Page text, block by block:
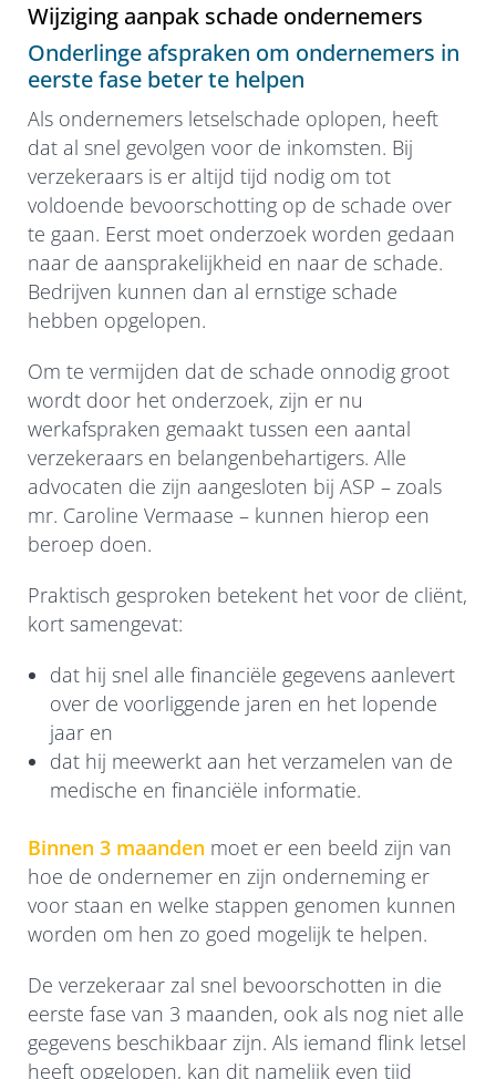
Wijziging aanpak schade ondernemers
Onderlinge afspraken om ondernemers in
eerste fase beter te helpen
Als ondernemers letselschade oplopen, heeft
dat al snel gevolgen voor de inkomsten. Bij
verzekeraars is er altijd tijd nodig om tot
voldoende bevoorschotting op de schade over
te gaan. Eerst moet onderzoek worden gedaan
naar de aansprakelijkheid en naar de schade.
Bedrijven kunnen dan al ernstige schade
hebben opgelopen.
Om te vermijden dat de schade onnodig groot
wordt door het onderzoek, zijn er nu
werkafspraken gemaakt tussen een aantal
verzekeraars en belangenbehartigers. Alle
advocaten die zijn aangesloten bij ASP – zoals
mr. Caroline Vermaase – kunnen hierop een
beroep doen.
Praktisch gesproken betekent het voor de cliënt,
kort samengevat:
dat hij snel alle financiële gegevens aanlevert
over de voorliggende jaren en het lopende
jaar en
dat hij meewerkt aan het verzamelen van de
medische en financiële informatie.
Binnen 3 maanden moet er een beeld zijn van
hoe de ondernemer en zijn onderneming er
voor staan en welke stappen genomen kunnen
worden om hen zo goed mogelijk te helpen.
De verzekeraar zal snel bevoorschotten in die
eerste fase van 3 maanden, ook als nog niet alle
gegevens beschikbaar zijn. Als iemand flink letsel
heeft opgelopen, kan dit namelijk even tijd